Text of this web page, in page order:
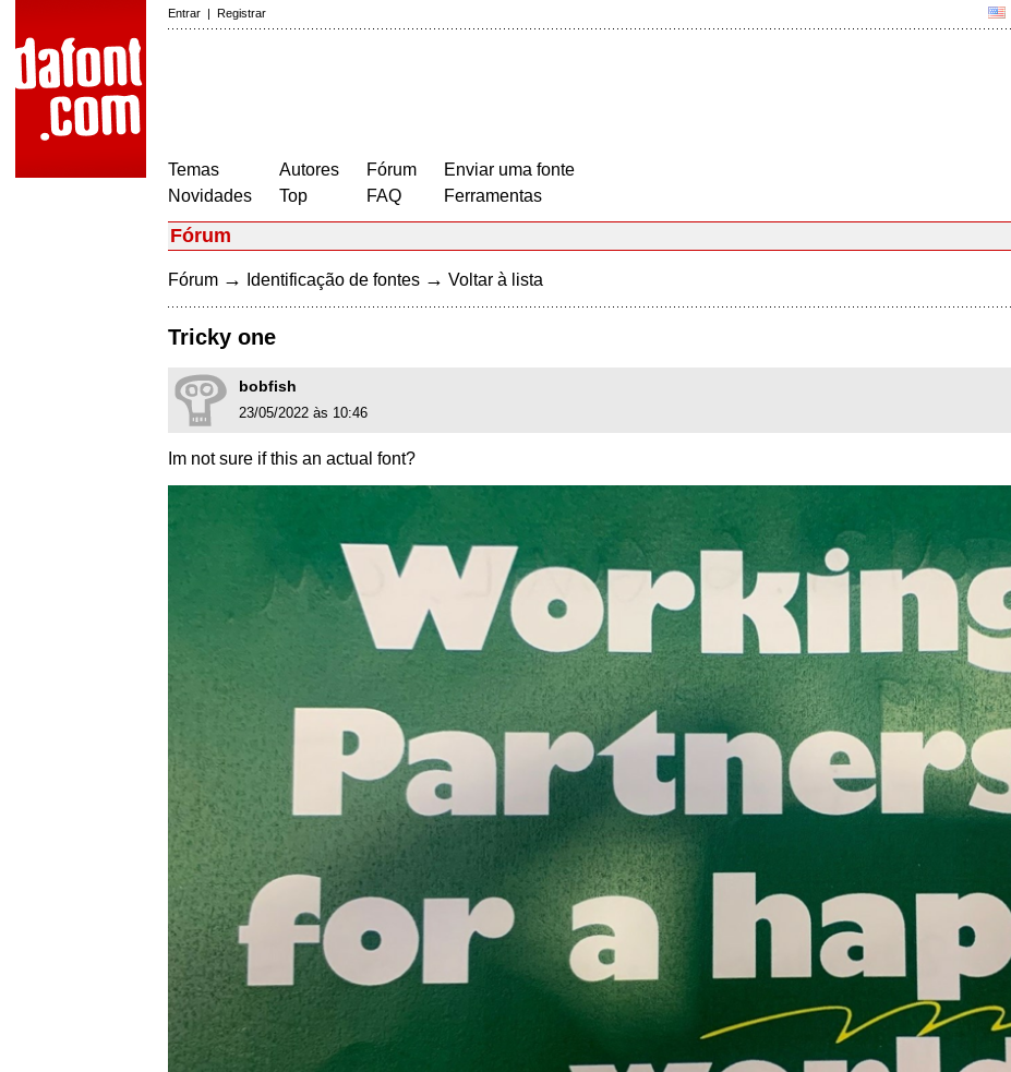
Entrar | Registrar
Temas
Novidades
Autores
Top
Fórum
FAQ
Enviar uma fonte
Ferramentas
Fórum
Fórum → Identificação de fontes → Voltar à lista
Tricky one
bobfish
23/05/2022 às 10:46
Im not sure if this an actual font?